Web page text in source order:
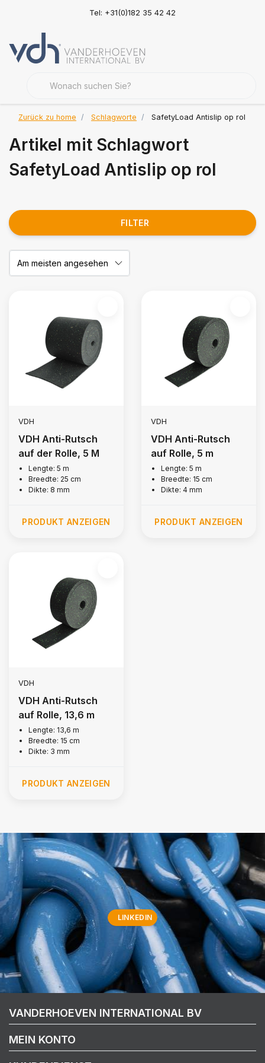
Tel: +31(0)182 35 42 42
Zurück zu home Schlagworte SafetyLoad Antislip op rol
Artikel mit Schlagwort
SafetyLoad Antislip op rol
FILTER
VDH
VDH Anti-Rutsch
auf der Rolle, 5 M
Lengte: 5 m
Breedte: 25 cm
Dikte: 8 mm
PRODUKT ANZEIGEN
VDH
VDH Anti-Rutsch
auf Rolle, 5 m
Lengte: 5 m
Breedte: 15 cm
Dikte: 4 mm
PRODUKT ANZEIGEN
VDH
VDH Anti-Rutsch
auf Rolle, 13,6 m
Lengte: 13,6 m
Breedte: 15 cm
Dikte: 3 mm
PRODUKT ANZEIGEN
LINKEDIN
VANDERHOEVEN INTERNATIONAL BV
MEIN KONTO